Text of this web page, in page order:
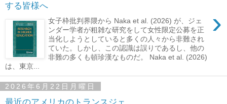
する皆様へ
›
女子枠批判界隈から Naka et al. (2026) が、ジェ
ンダー学者が粗雑な研究をして女性限定公募を正
当化しようとしていると多くの人々から非難され
ていた。しかし、この認識は誤りであるし、他の
非難の多くも頓珍漢なものだ。 Naka et al. (2026)
は、東京...
2026年6月22日月曜日
最近のアメリカのトランスジェ